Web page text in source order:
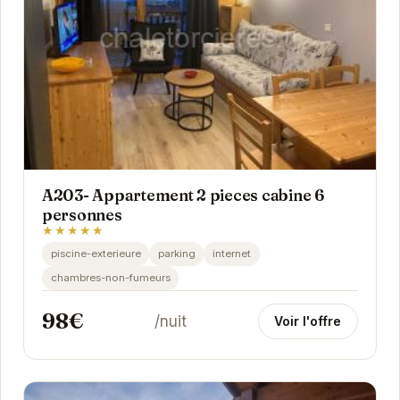
A203- Appartement 2 pieces cabine 6
personnes
★★★★★
piscine-exterieure parking
internet
chambres-non-fumeurs
98€ /nuit Voir l'offre